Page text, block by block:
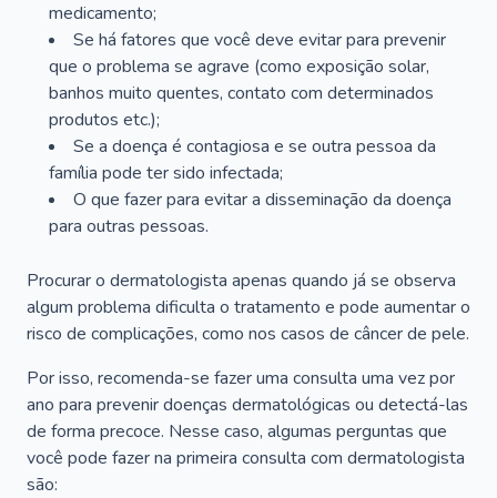
medicamento;
Se há fatores que você deve evitar para prevenir
que o problema se agrave (como exposição solar,
banhos muito quentes, contato com determinados
produtos etc.);
Se a doença é contagiosa e se outra pessoa da
família pode ter sido infectada;
O que fazer para evitar a disseminação da doença
para outras pessoas.
Procurar o dermatologista apenas quando já se observa
algum problema dificulta o tratamento e pode aumentar o
risco de complicações, como nos casos de câncer de pele.
Por isso, recomenda-se fazer uma consulta uma vez por
ano para prevenir doenças dermatológicas ou detectá-las
de forma precoce. Nesse caso, algumas perguntas que
você pode fazer na primeira consulta com dermatologista
são: